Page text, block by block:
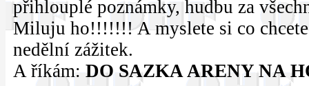
přihlouplé poznámky, hudbu za
Miluju ho!!!!!!! A myslete si co
nedělní zážitek.
A říkám: DO SAZKA ARENY NA